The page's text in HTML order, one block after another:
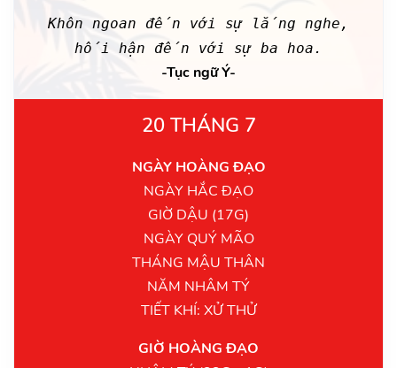
Khôn ngoan đến với sự lắng nghe,
hối hận đến với sự ba hoa.
-Tục ngữ Ý-
20 THÁNG 7
NGÀY HOÀNG ĐẠO
NGÀY HẮC ĐẠO
GIỜ DẬU (17G)
NGÀY QUÝ MÃO
THÁNG MẬU THÂN
NĂM NHÂM TÝ
TIẾT KHÍ: XỬ THỬ
GIỜ HOÀNG ĐẠO